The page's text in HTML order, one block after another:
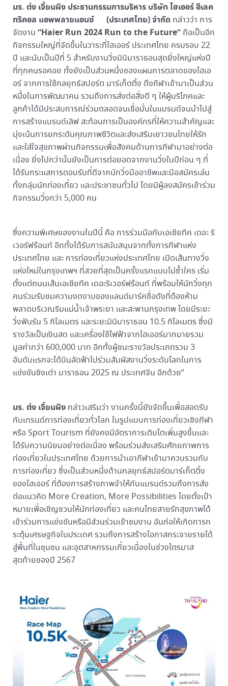
มร. ต่ง เจี้ยนผิง ประธานกรรมการบริหาร บริษัท ไฮเออร์ อีเลค
ทริคอล แอพพลายแอนซ์ (ประเทศไทย) จำกัด กล่าวว่า การ
จัดงาน “Haier Run 2024 Run to the Future” ถือเป็นอีก
กิจกรรมใหญ่ที่จัดขึ้นในวาระที่ไฮเออร์ ประเทศไทย ครบรอบ 22
ปี และนับเป็นปีที่ 5 สำหรับงานวิ่งมินิมาราธอนสุดยิ่งใหญ่แห่งปี
ที่ทุกคนรอคอย ทั้งยังเป็นส่วนหนึ่งของแผนการตลาดของไฮเอ
อร์ จากการใช้กลยุทธ์สปอร์ต มาร์เก็ตติ้ง ดึงกีฬาเข้ามาเป็นส่วน
หนึ่งในการพัฒนาคน รวมถึงการส่งต่อสิ่งดี ๆ ให้ผู้บริโภคและ
ลูกค้าได้มีประสบการณ์ร่วมตลอดจนเชื่อมั่นในแบรนด์จนนำไปสู่
การสร้างแบรนด์เลิฟ สะท้อนการเป็นองค์กรที่ให้ความสำคัญและ
มุ่งเน้นการยกระดับคุณภาพชีวิตและส่งเสริมเยาวชนไทยให้รัก
และใส่ใจสุขภาพผ่านกิจกรรมเพื่อสังคมด้านการกีฬามาอย่างต่อ
เนื่อง ยิ่งไปกว่านั้นยังเป็นการต่อยอดจากงานวิ่งในปีก่อน ๆ ที่
ได้รับกระแสการตอบรับที่ดีจากนักวิ่งมืออาชีพและมือสมัครเล่น
ทั้งกลุ่มนักท่องเที่ยว และประชาชนทั่วไป โดยมีผู้ลงสมัครเข้าร่วม
กิจกรรมวิ่งกว่า 5,000 คน
ซึ่งความพิเศษของงานในปีนี้ คือ การร่วมมือกับเอเชียทีค เดอะ ริ
เวอร์ฟร้อนท์ อีกทั้งได้รับการสนับสนุนจากทั้งการกีฬาแห่ง
ประเทศไทย และ การท่องเที่ยวแห่งประเทศไทย เปิดเส้นทางวิ่ง
แห่งใหม่ในกรุงเทพฯ ที่สวยที่สุดเป็นครั้งแรกแบบไม่ซ้ำใคร เริ่ม
ตั้งแต่ถนนเส้นเอเชียทีค เดอะริเวอร์ฟร้อนท์ ที่พร้อมให้นักวิ่งทุก
คนร่วมรับชมความงดงามของแลนด์มาร์คชื่อดังที่ต้องห้าม
พลาดบริเวณริมแม่น้ำเจ้าพระยา และสะพานกรุงเทพ โดยมีระยะ
วิ่งฟันรัน 5 กิโลเมตร และระยะมินิมาราธอน 10.5 กิโลเมตร ซึ่งมี
รางวัลเป็นเงินสด และเครื่องใช้ไฟฟ้าจากไฮเออร์มากมายรวม
มูลค่ากว่า 600,000 บาท อีกทั้งผู้ชนะรางวัลประเภทรวม 3
อันดับแรกจะได้บินลัดฟ้าไปร่วมสัมผัสงานวิ่งระดับโลกในการ
แข่งขันชิงเต่า มาราธอน 2025 ณ ประเทศจีน อีกด้วย”
มร. ต่ง เจี้ยนผิงกล่าวเสริมว่า งานครั้งนี้ยังจัดขึ้นเพื่อสอดรับ
กับเทรนด์การท่องเที่ยวทั่วโลก ในรูปแบบการท่องเที่ยวเชิงกีฬา
หรือ Sport Tourism ที่ยังคงมีอัตราการเติบโตเพิ่มสูงขึ้นและ
ได้รับความนิยมอย่างต่อเนื่อง พร้อมร่วมส่งเสริมศักยภาพการ
ท่องเที่ยวในประเทศไทย ด้วยการนำเอากีฬาเข้ามาควบรวมกับ
การท่องเที่ยว ซึ่งเป็นส่วนหนึ่งด้านกลยุทธ์สปอร์ตมาร์เก็ตติ้ง
ของไฮเออร์ ที่ต้องการสร้างภาพจำให้กับแบรนด์รวมถึงการส่ง
ต่อแนวคิด More Creation, More Possibilities โดยตั้งเป้า
หมายเพื่อเชิญชวนให้นักท่องเที่ยว และคนไทยสายรักสุขภาพได้
เข้าร่วมการแข่งขันหรือมีส่วนร่วมเข้าชมงาน อันก่อให้เกิดการก
ระตุ้นเศรษฐกิจในประเทศ รวมถึงการสร้างโอกาสกระจายรายได้
สู่พื้นที่ในชุมชน และอุตสาหกรรมเกี่ยวเนื่องในช่วงไตรมาส
สุดท้ายของปี 2567